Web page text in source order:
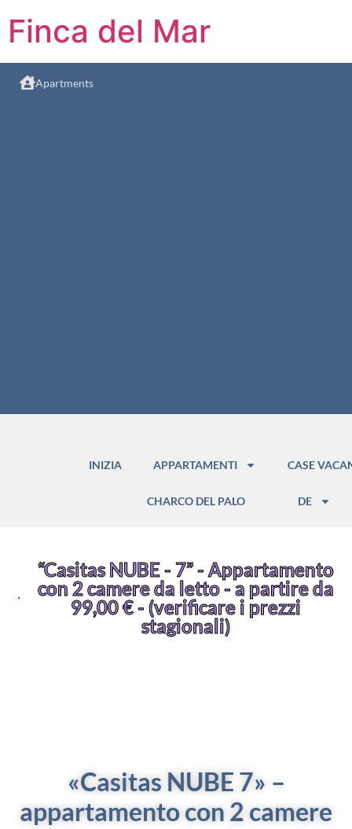
Finca del Mar
Apartments
INIZIA APPARTAMENTI CASE
CHARCO DEL PALO DE
“Casitas NUBE - 7” - Appartamento
con 2 camere da letto - a partire da
99,00 € - (verificare i prezzi
stagionali)
«Casitas NUBE 7» –
appartamento con 2 camere